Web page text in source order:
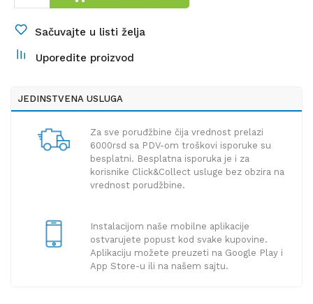
Sačuvajte u listi želja
Uporedite proizvod
JEDINSTVENA USLUGA
Za sve poruđžbine čija vrednost prelazi
6000rsd sa PDV-om troškovi isporuke su
besplatni. Besplatna isporuka je i za
korisnike Click&Collect usluge bez obzira na
vrednost porudžbine.
Instalacijom naše mobilne aplikacije
ostvarujete popust kod svake kupovine.
Aplikaciju možete preuzeti na Google Play i
App Store-u ili na našem sajtu.